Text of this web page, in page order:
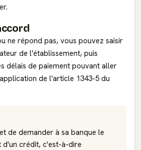
ne répond pas, vous pouvez saisir
de l'établissement, puis
délais de paiement pouvant aller
de l'article 1343-5 du
de demander à sa banque le
d'un crédit, c'est-à-dire